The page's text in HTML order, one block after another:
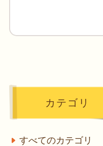
カテゴリ
すべてのカテゴリ